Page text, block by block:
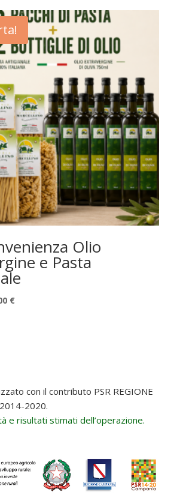
Olio
e Pasta
€Il
con il contributo PSR REGIONE
2020.
e risultati stimati dell’operazione.